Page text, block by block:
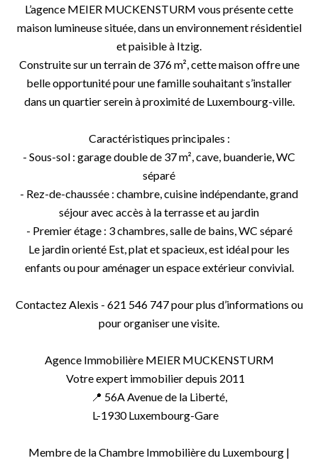
L’agence MEIER MUCKENSTURM vous présente cette
maison lumineuse située, dans un environnement résidentiel
et paisible à Itzig.
Construite sur un terrain de 376 m², cette maison offre une
belle opportunité pour une famille souhaitant s’installer
dans un quartier serein à proximité de Luxembourg-ville.
Caractéristiques principales :
- Sous-sol : garage double de 37 m², cave, buanderie, WC
séparé
- Rez-de-chaussée : chambre, cuisine indépendante, grand
séjour avec accès à la terrasse et au jardin
- Premier étage : 3 chambres, salle de bains, WC séparé
Le jardin orienté Est, plat et spacieux, est idéal pour les
enfants ou pour aménager un espace extérieur convivial.
Contactez Alexis - 621 546 747 pour plus d’informations ou
pour organiser une visite.
Agence Immobilière MEIER MUCKENSTURM
Votre expert immobilier depuis 2011
📍 56A Avenue de la Liberté,
L-1930 Luxembourg-Gare
Membre de la Chambre Immobilière du Luxembourg |